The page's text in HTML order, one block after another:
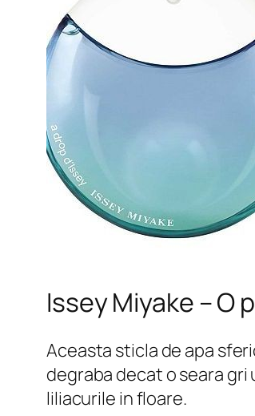
Issey Miyake – O
Aceasta sticla de apa
degraba decat o seara
liliacurile in floare.